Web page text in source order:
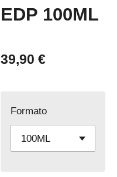
EDP 100ML
39,90 €
Formato